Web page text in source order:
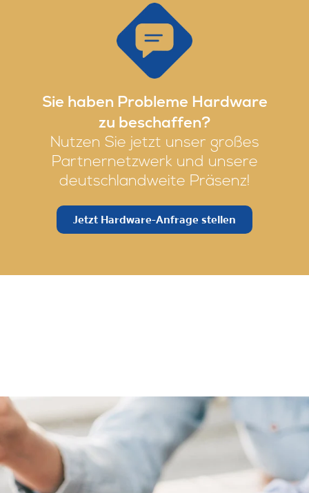
Sie haben Probleme Hardware
zu beschaffen?
Nutzen Sie jetzt unser großes
Partnernetzwerk und unsere
deutschlandweite Präsenz!
Jetzt Hardware-Anfrage stellen